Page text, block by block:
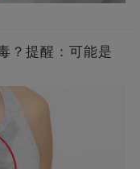
？提醒：可能是